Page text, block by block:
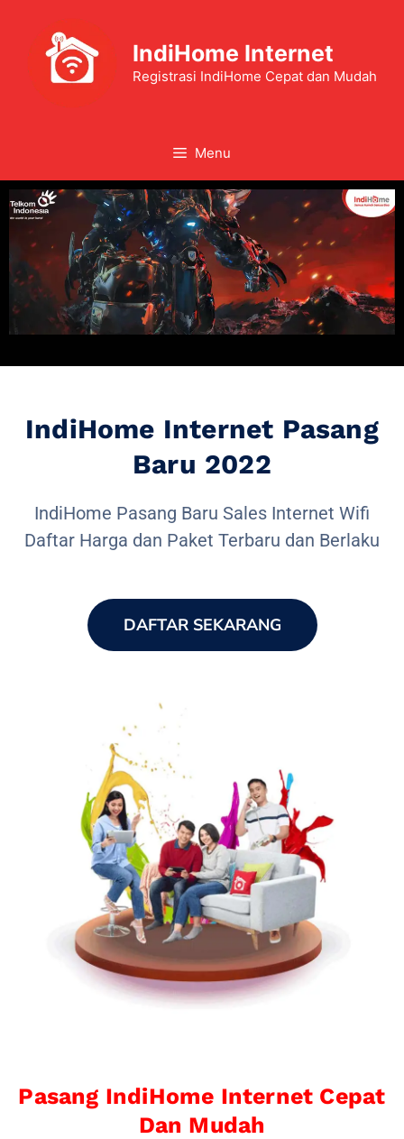
IndiHome Internet
Registrasi IndiHome Cepat dan Mudah
Menu
IndiHome Internet Pasang
Baru 2022
IndiHome Pasang Baru Sales Internet Wifi
Daftar Harga dan Paket Terbaru dan Berlaku
DAFTAR SEKARANG
Pasang IndiHome Internet Cepat
Dan Mudah